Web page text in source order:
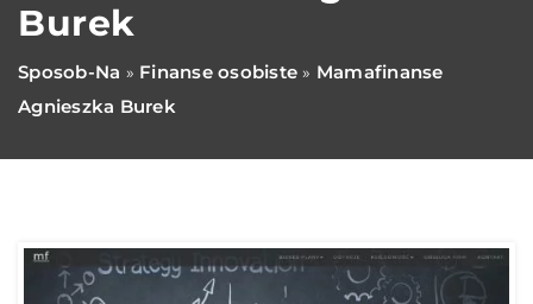
Burek
Sposob-Na » Finanse osobiste » Mamafinanse
Agnieszka Burek